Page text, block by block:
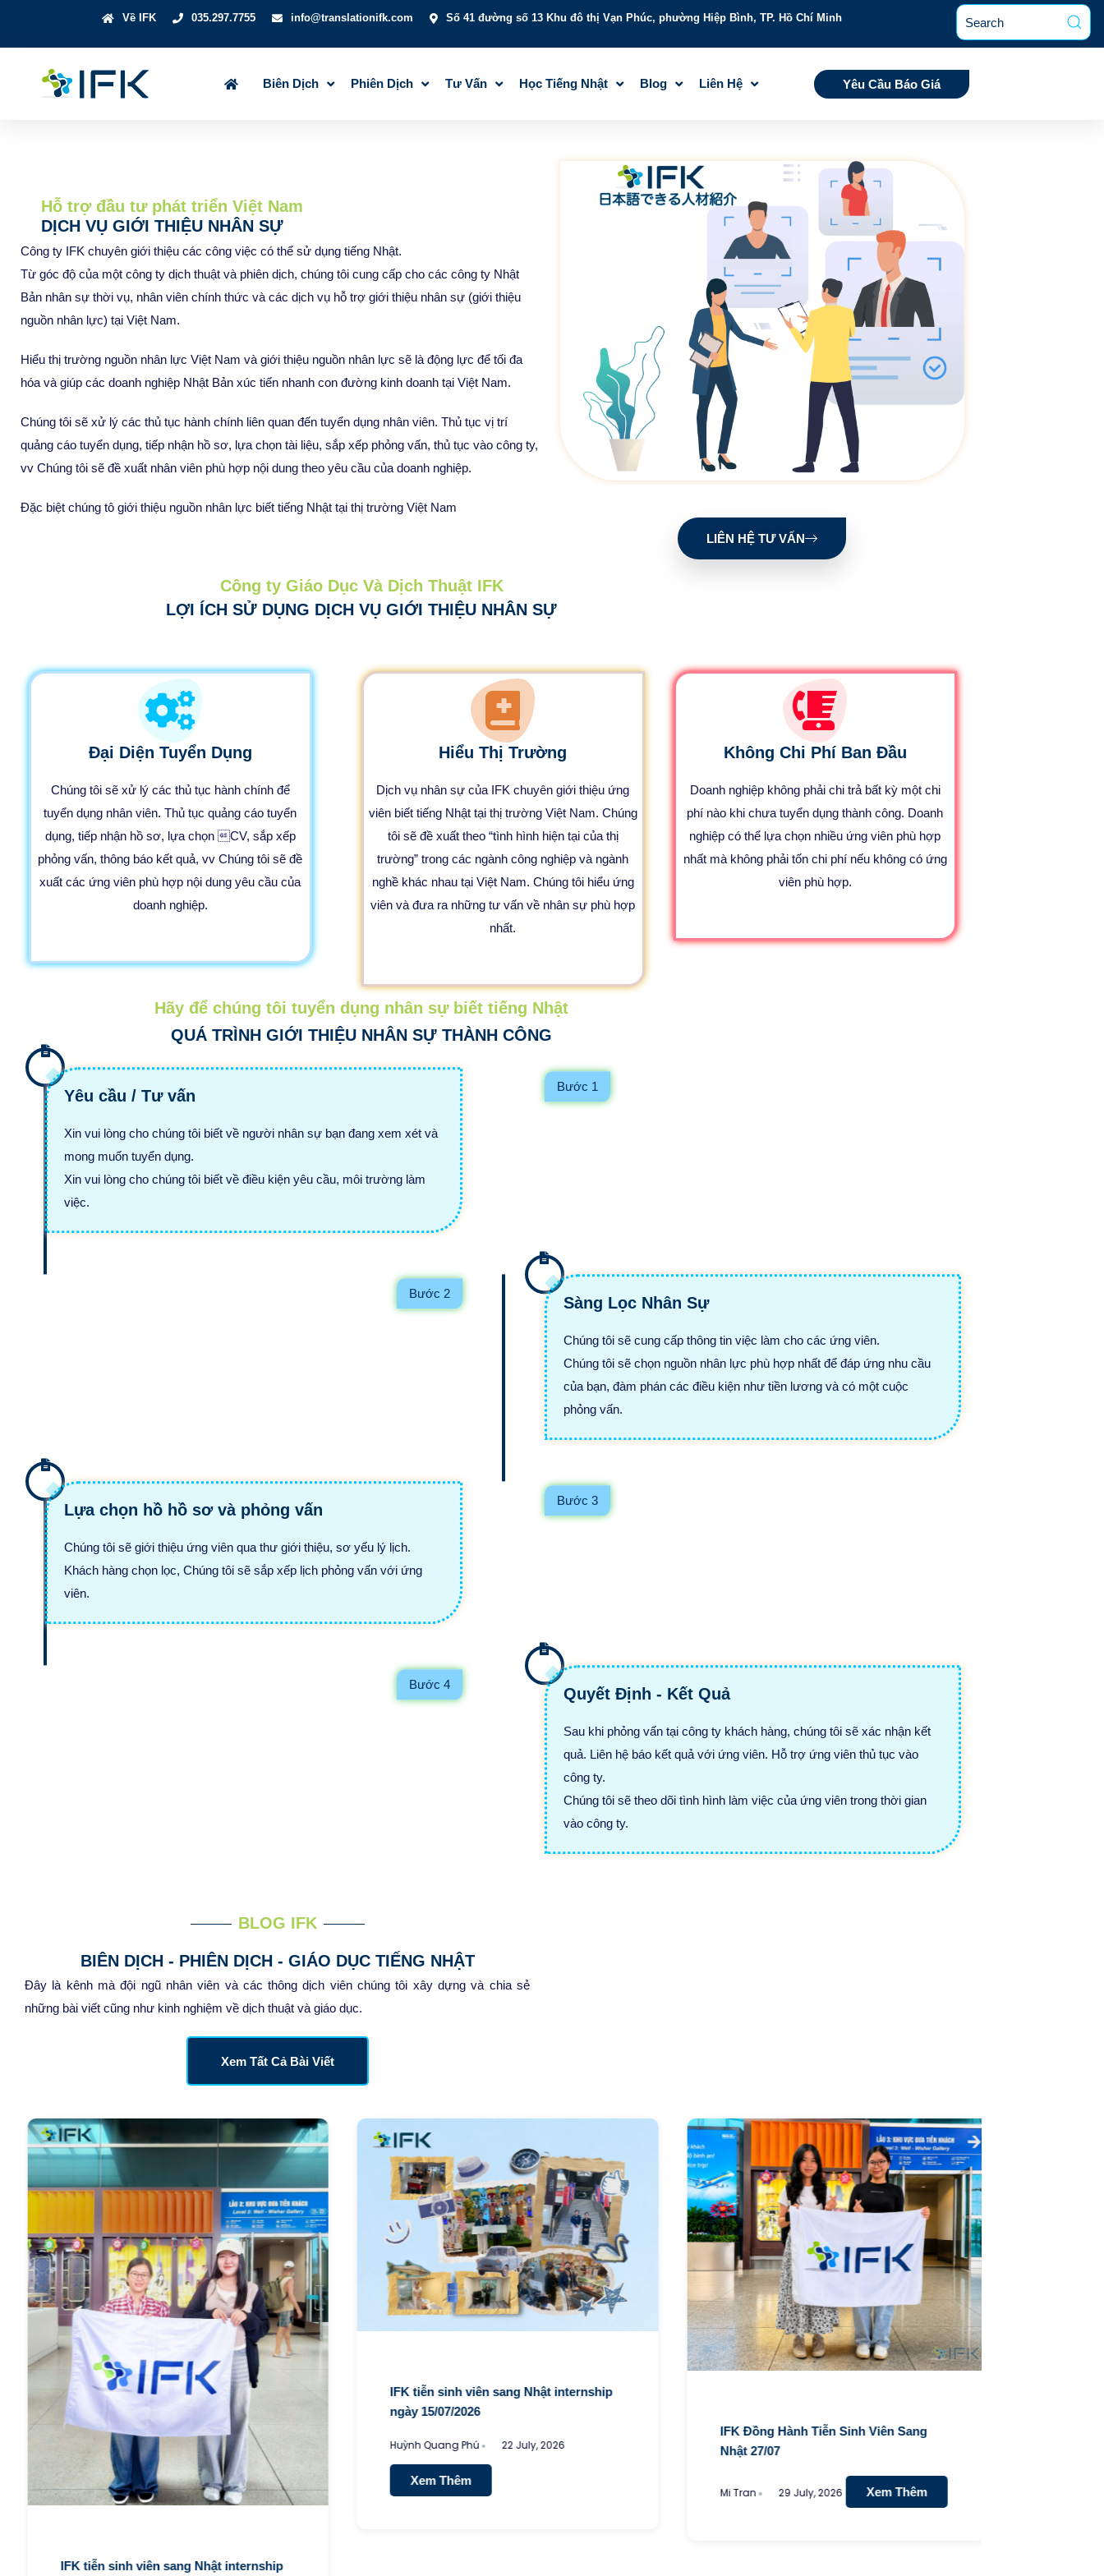
Về IFK 035.297.7755 info@translationifk.com Số 41 đường số 13 Khu đô thị Vạn Phúc, phường Hiệp Bình, TP. Hồ Chí Minh
Biên Dịch Phiên Dịch Tư Vấn Học Tiếng Nhật Blog Liên Hệ Yêu Cầu Báo Giá
Hỗ trợ đầu tư phát triển Việt Nam
DỊCH VỤ GIỚI THIỆU NHÂN SỰ
Công ty IFK chuyên giới thiệu các công việc có thể sử dụng tiếng Nhật.
Từ góc độ của một công ty dịch thuật và phiên dịch, chúng tôi cung cấp cho các công ty Nhật
Bản nhân sự thời vụ, nhân viên chính thức và các dịch vụ hỗ trợ giới thiệu nhân sự (giới thiệu
nguồn nhân lực) tại Việt Nam.
Hiểu thị trường nguồn nhân lực Việt Nam và giới thiệu nguồn nhân lực sẽ là động lực để tối đa
hóa và giúp các doanh nghiệp Nhật Bản xúc tiến nhanh con đường kinh doanh tại Việt Nam.
Chúng tôi sẽ xử lý các thủ tục hành chính liên quan đến tuyển dụng nhân viên. Thủ tục vị trí
quảng cáo tuyển dụng, tiếp nhận hồ sơ, lựa chọn tài liệu, sắp xếp phỏng vấn, thủ tục vào công ty,
vv Chúng tôi sẽ đề xuất nhân viên phù hợp nội dung theo yêu cầu của doanh nghiệp.
Đặc biệt chúng tô giới thiệu nguồn nhân lực biết tiếng Nhật tại thị trường Việt Nam
LIÊN HỆ TƯ VẤN
Công ty Giáo Dục Và Dịch Thuật IFK
LỢI ÍCH SỬ DỤNG DỊCH VỤ GIỚI THIỆU NHÂN SỰ
Đại Diện Tuyển Dụng
Chúng tôi sẽ xử lý các thủ tục hành chính để
tuyển dụng nhân viên. Thủ tục quảng cáo tuyển
dụng, tiếp nhận hồ sơ, lựa chọn CV, sắp xếp
phỏng vấn, thông báo kết quả, vv Chúng tôi sẽ đề
xuất các ứng viên phù hợp nội dung yêu cầu của
doanh nghiệp.
Hiểu Thị Trường
Dịch vụ nhân sự của IFK chuyên giới thiệu ứng
viên biết tiếng Nhật tại thị trường Việt Nam. Chúng
tôi sẽ đề xuất theo “tình hình hiện tại của thị
trường” trong các ngành công nghiệp và ngành
nghề khác nhau tại Việt Nam. Chúng tôi hiểu ứng
viên và đưa ra những tư vấn về nhân sự phù hợp
nhất.
Không Chi Phí Ban Đầu
Doanh nghiệp không phải chi trả bất kỳ một chi
phí nào khi chưa tuyển dụng thành công. Doanh
nghiệp có thể lựa chọn nhiều ứng viên phù hợp
nhất mà không phải tốn chi phí nếu không có ứng
viên phù hợp.
Hãy để chúng tôi tuyển dụng nhân sự biết tiếng Nhật
QUÁ TRÌNH GIỚI THIỆU NHÂN SỰ THÀNH CÔNG
Yêu cầu / Tư vấn
Xin vui lòng cho chúng tôi biết về người nhân sự bạn đang xem xét và
mong muốn tuyển dụng.
Xin vui lòng cho chúng tôi biết về điều kiện yêu cầu, môi trường làm
việc.
Bước 1
Bước 2
Sàng Lọc Nhân Sự
Chúng tôi sẽ cung cấp thông tin việc làm cho các ứng viên.
Chúng tôi sẽ chọn nguồn nhân lực phù hợp nhất để đáp ứng nhu cầu
của bạn, đàm phán các điều kiện như tiền lương và có một cuộc
phỏng vấn.
Lựa chọn hồ hồ sơ và phỏng vấn
Chúng tôi sẽ giới thiệu ứng viên qua thư giới thiệu, sơ yếu lý lịch.
Khách hàng chọn lọc, Chúng tôi sẽ sắp xếp lịch phỏng vấn với ứng
viên.
Bước 3
Bước 4
Quyết Định - Kết Quả
Sau khi phỏng vấn tại công ty khách hàng, chúng tôi sẽ xác nhận kết
quả. Liên hệ báo kết quả với ứng viên. Hỗ trợ ứng viên thủ tục vào
công ty.
Chúng tôi sẽ theo dõi tình hình làm việc của ứng viên trong thời gian
vào công ty.
BLOG IFK
BIÊN DỊCH - PHIÊN DỊCH - GIÁO DỤC TIẾNG NHẬT
Đây là kênh mà đội ngũ nhân viên và các thông dịch viên chúng tôi xây dựng và chia sẻ
những bài viết cũng như kinh nghiệm về dịch thuật và giáo dục.
Xem Tất Cả Bài Viết
IFK tiễn sinh viên sang Nhật internship
IFK tiễn sinh viên sang Nhật internship
ngày 15/07/2026
Huỳnh Quang Phú 22 July, 2026
Xem Thêm
IFK Đồng Hành Tiễn Sinh Viên Sang
Nhật 27/07
Mi Tran 29 July, 2026 Xem Thêm